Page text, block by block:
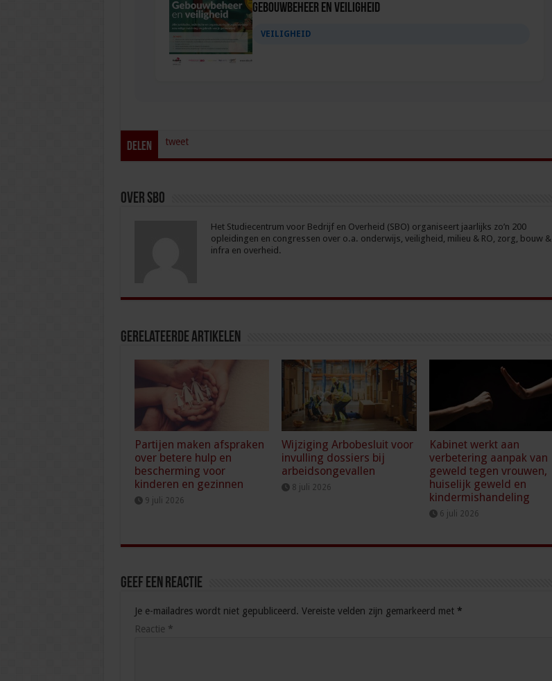
Gebouwbeheer en veiligheid
VEILIGHEID
Delen tweet
Over sbo
Het Studiecentrum voor Bedrijf en Overheid (SBO) organiseert jaarlijks zo’n 200
opleidingen en congressen over o.a. onderwijs, veiligheid, milieu & RO, zorg, bouw &
infra en overheid.
Gerelateerde Artikelen
Partijen maken afspraken
over betere hulp en
bescherming voor
kinderen en gezinnen
9 juli 2026
Wijziging Arbobesluit voor
invulling dossiers bij
arbeidsongevallen
8 juli 2026
Kabinet werkt aan
verbetering aanpak van
geweld tegen vrouwen,
huiselijk geweld en
kindermishandeling
6 juli 2026
Geef een reactie
Je e-mailadres wordt niet gepubliceerd. Vereiste velden zijn gemarkeerd met *
Reactie *